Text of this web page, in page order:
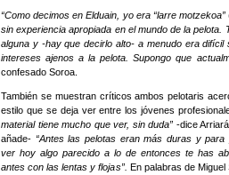
“Como decimos en Elduain, yo era “larre motzekoa”
sin experiencia apropiada en el mundo de la
alguna y -hay que decirlo alto- a menudo era
intereses ajenos a la pelota. Supongo que
confesado Soroa.
También se muestran críticos ambos pelotaris
estilo que se deja ver entre los jóvenes
material tiene mucho que ver, sin duda” -dice
añade- “Antes las pelotas eran más duras y para
ver hoy algo parecido a lo de entonces te has
antes con las lentas y flojas”. En palabras de Miguel